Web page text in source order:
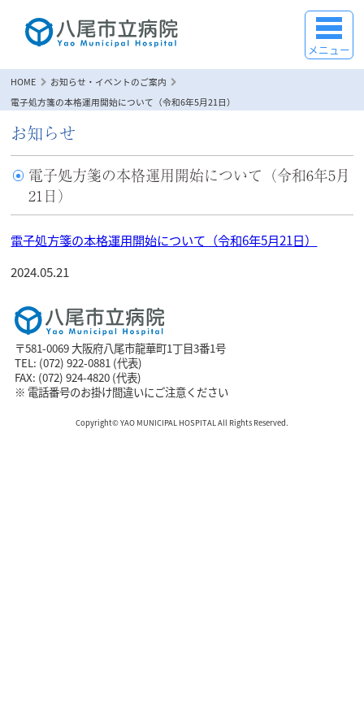
メニュー
HOME
お知らせ・イベントのご案内
電子処方箋の本格運用開始について（令和6年5月21日）
お知らせ
電子処方箋の本格運用開始について（令和6年5月
21日）
電子処方箋の本格運用開始について（令和6年5月21日）
2024.05.21
〒581-0069 大阪府八尾市龍華町1丁目3番1号
TEL: (072) 922-0881 (代表)
FAX: (072) 924-4820 (代表)
※ 電話番号のお掛け間違いにご注意ください
Copyright© YAO MUNICIPAL HOSPITAL All Rights Reserved.